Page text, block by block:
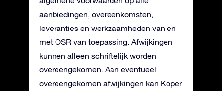
aanbiedingen, overeenkomsten,
leveranties en werkzaamheden van en
met OSR van toepassing. Afwijkingen
kunnen alleen schriftelijk worden
overeengekomen. Aan eventueel
overeengekomen afwijkingen kan Koper